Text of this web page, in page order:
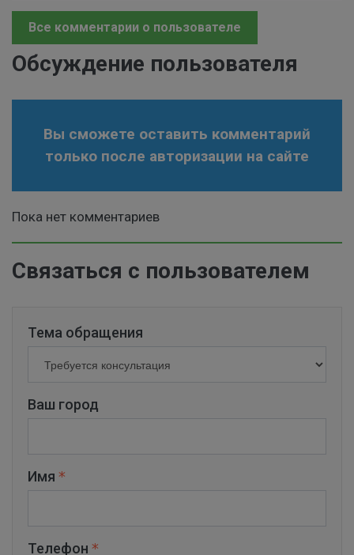
Все комментарии о пользователе
Обсуждение пользователя
Вы сможете оставить комментарий
только после авторизации на сайте
Пока нет комментариев
Связаться с пользователем
Тема обращения
Ваш город
Имя
Телефон